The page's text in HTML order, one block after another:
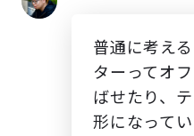
普通に考え
ターってオ
ばせたり、
形になって